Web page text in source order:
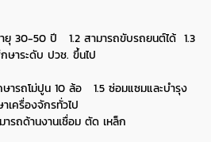
30-50 ปี 1.2 สามารถขับรถยนต์ได้ 1.3
ษาระดับ ปวช. ขึ้นไป
ารถโม่ปูน 10 ล้อ 1.5 ซ่อมแซมและบำรุง
เครื่องจักรทั่วไป
ารถด้านงานเชื่อม ตัด เหล็ก